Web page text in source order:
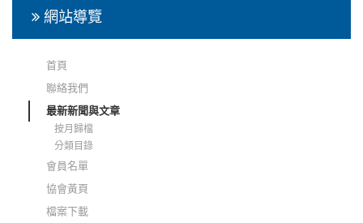
網站導覽
首頁
聯絡我們
最新新聞與文章
按月歸檔
分類目錄
會員名單
協會黃頁
檔案下載